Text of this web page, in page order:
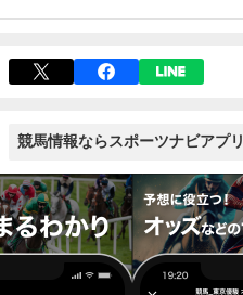
競馬情報ならスポーツナビアプリ